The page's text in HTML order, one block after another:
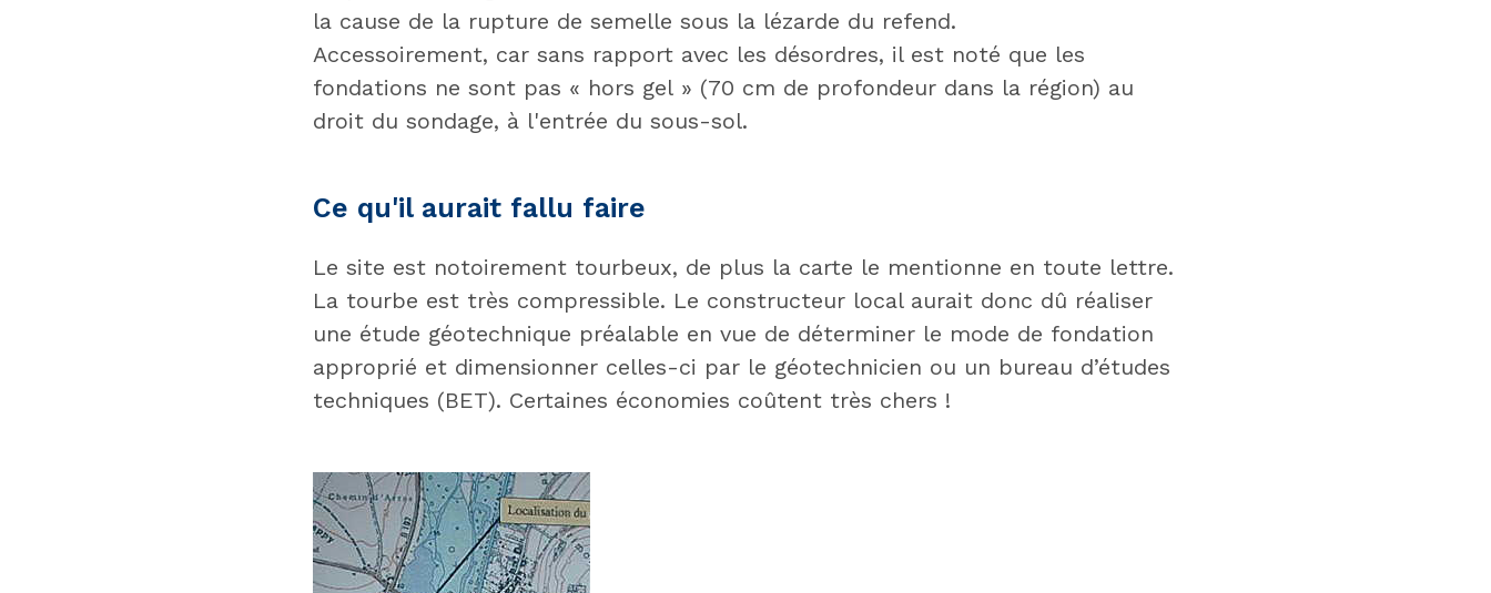
la cause de la rupture de semelle sous la lézarde du refend.
Accessoirement, car sans rapport avec les désordres, il est noté que les
fondations ne sont pas « hors gel » (70 cm de profondeur dans la région) au
droit du sondage, à l'entrée du sous-sol.
Ce qu'il aurait fallu faire
Le site est notoirement tourbeux, de plus la carte le mentionne en toute lettre.
La tourbe est très compressible. Le constructeur local aurait donc dû réaliser
une étude géotechnique préalable en vue de déterminer le mode de fondation
approprié et dimensionner celles-ci par le géotechnicien ou un bureau d’études
techniques (BET). Certaines économies coûtent très chers !